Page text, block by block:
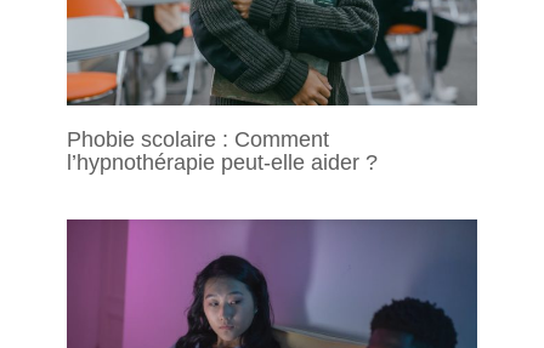
Phobie scolaire : Comment
l’hypnothérapie peut-elle aider ?